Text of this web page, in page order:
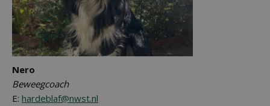
Nero
Beweegcoach
E: hardeblaf@nwst.nl